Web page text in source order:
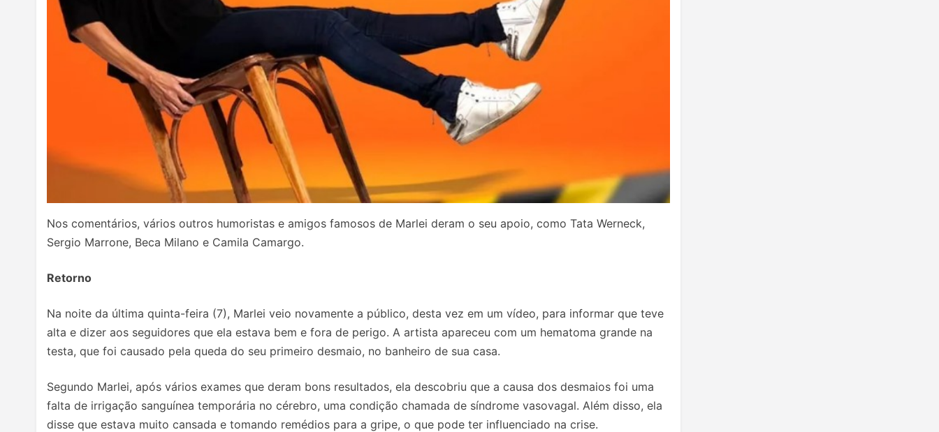
Nos comentários, vários outros humoristas e amigos famosos de Marlei deram o seu apoio, como Tata Werneck,
Sergio Marrone, Beca Milano e Camila Camargo.
Retorno
Na noite da última quinta-feira (7), Marlei veio novamente a público, desta vez em um vídeo, para informar que teve
alta e dizer aos seguidores que ela estava bem e fora de perigo. A artista apareceu com um hematoma grande na
testa, que foi causado pela queda do seu primeiro desmaio, no banheiro de sua casa.
Segundo Marlei, após vários exames que deram bons resultados, ela descobriu que a causa dos desmaios foi uma
falta de irrigação sanguínea temporária no cérebro, uma condição chamada de síndrome vasovagal. Além disso, ela
disse que estava muito cansada e tomando remédios para a gripe, o que pode ter influenciado na crise.